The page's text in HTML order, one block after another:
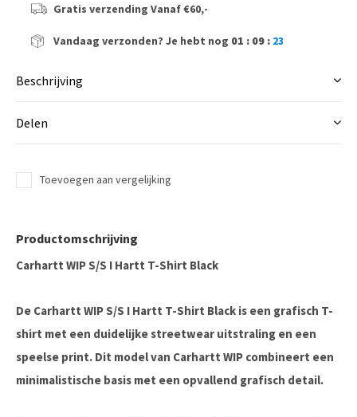
Gratis verzending Vanaf €60,-
Vandaag verzonden? Je hebt nog 01 : 09 : 22
Beschrijving
Delen
Toevoegen aan vergelijking
Productomschrijving
Carhartt WIP S/S I Hartt T-Shirt Black
De Carhartt WIP S/S I Hartt T-Shirt Black is een grafisch T-
shirt met een duidelijke streetwear uitstraling en een
speelse print. Dit model van Carhartt WIP combineert een
minimalistische basis met een opvallend grafisch detail.